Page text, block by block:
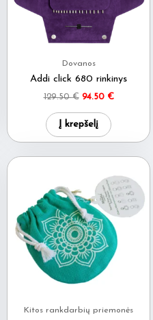
Dovanos
Addi click 680 rinkinys
129.50€ Original
was:
129.50 €.
94.50 €Current
Į krepšelį
Kitos rankdarbių priemonės